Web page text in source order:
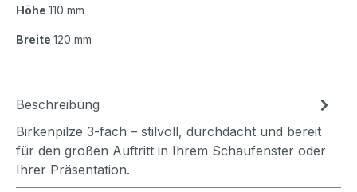
Höhe 110 mm
Breite 120 mm
Beschreibung
Birkenpilze 3-fach – stilvoll, durchdacht und bereit
für den großen Auftritt in Ihrem Schaufenster oder
Ihrer Präsentation.